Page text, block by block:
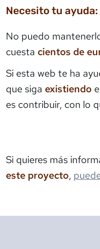
Necesito tu ayuda:
No puedo
cuesta cientos de
Si esta web te ha
que siga existiendo
es contribuir, con lo
Si quieres más
este proyecto,